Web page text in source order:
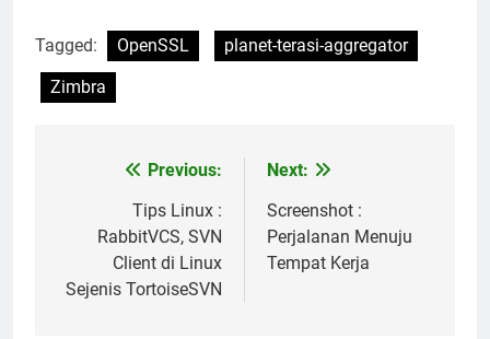
Tagged: OpenSSL
planet-terasi-aggregator
Zimbra
navigation
Previous:
Tips Linux :
RabbitVCS, SVN
Client di Linux
Sejenis TortoiseSVN
Next:
Screenshot :
Perjalanan Menuju
Tempat Kerja